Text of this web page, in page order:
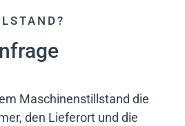
Maschinenstillstand die
den Lieferort und die